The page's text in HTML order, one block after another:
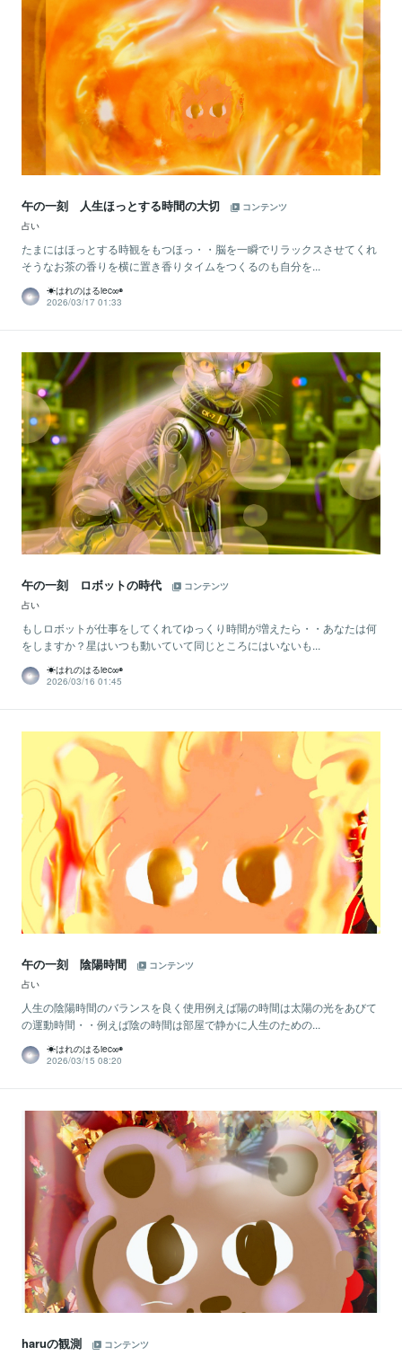
午の一刻 人生ほっとする時間の大切
コンテンツ
占い
たまにはほっとする時観をもつほっ・・脳を一瞬でリラックスさせてくれ
そうなお茶の香りを横に置き香りタイムをつくるのも自分を...
☀はれのはるiec∞◉
2026/03/17 01:33
午の一刻 ロボットの時代
コンテンツ
占い
もしロボットが仕事をしてくれてゆっくり時間が増えたら・・あなたは何
をしますか？星はいつも動いていて同じところにはいないも...
☀はれのはるiec∞◉
2026/03/16 01:45
午の一刻 陰陽時間
コンテンツ
占い
人生の陰陽時間のバランスを良く使用例えば陽の時間は太陽の光をあびて
の運動時間・・例えば陰の時間は部屋で静かに人生のための...
☀はれのはるiec∞◉
2026/03/15 08:20
haruの観測
コンテンツ